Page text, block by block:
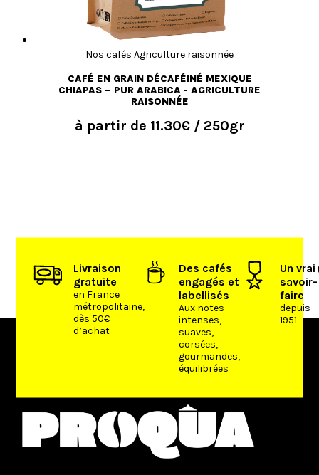
Nos cafés Agriculture raisonnée
CAFÉ EN GRAIN DÉCAFÉINÉ MEXIQUE
CHIAPAS – PUR ARABICA - AGRICULTURE
RAISONNÉE
à partir de 11.30€ / 250gr
Livraison
gratuite
en France
métropolitaine,
dès 50€
d’achat
Des cafés
engagés et
labellisés
Aux notes
intenses,
suaves,
corsées,
gourmandes,
équilibrées
Un vrai
savoir-
faire
depuis
1951